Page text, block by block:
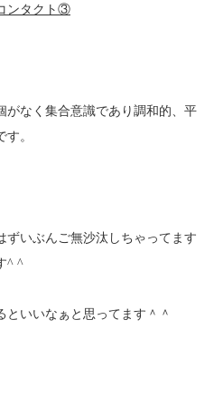
ンタクト③
がなく集合意識であり調和的、平
。
ずいぶんご無沙汰しちゃってます
^ ^
いいなぁと思ってます＾＾